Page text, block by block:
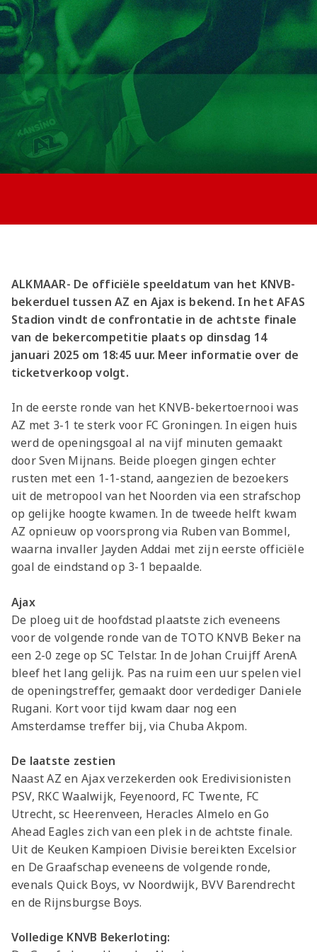
Jong AZ
Seizoenkaart
ALKMAAR- De officiële speeldatum van het KNVB-
bekerduel tussen AZ en Ajax is bekend. In het AFAS
Stadion vindt de confrontatie in de achtste finale
van de bekercompetitie plaats op dinsdag 14
januari 2025 om 18:45 uur. Meer informatie over de
ticketverkoop volgt.
In de eerste ronde van het KNVB-bekertoernooi was
AZ met 3-1 te sterk voor FC Groningen. In eigen huis
werd de openingsgoal al na vijf minuten gemaakt
door Sven Mijnans. Beide ploegen gingen echter
rusten met een 1-1-stand, aangezien de bezoekers
uit de metropool van het Noorden via een strafschop
op gelijke hoogte kwamen. In de tweede helft kwam
AZ opnieuw op voorsprong via Ruben van Bommel,
waarna invaller Jayden Addai met zijn eerste officiële
goal de eindstand op 3-1 bepaalde.
Ajax
De ploeg uit de hoofdstad plaatste zich eveneens
voor de volgende ronde van de TOTO KNVB Beker na
een 2-0 zege op SC Telstar. In de Johan Cruijff ArenA
bleef het lang gelijk. Pas na ruim een uur spelen viel
de openingstreffer, gemaakt door verdediger Daniele
Rugani. Kort voor tijd kwam daar nog een
Amsterdamse treffer bij, via Chuba Akpom.
De laatste zestien
Naast AZ en Ajax verzekerden ook Eredivisionisten
PSV, RKC Waalwijk, Feyenoord, FC Twente, FC
Utrecht, sc Heerenveen, Heracles Almelo en Go
Ahead Eagles zich van een plek in de achtste finale.
Uit de Keuken Kampioen Divisie bereikten Excelsior
en De Graafschap eveneens de volgende ronde,
evenals Quick Boys, vv Noordwijk, BVV Barendrecht
en de Rijnsburgse Boys.
Volledige KNVB Bekerloting: